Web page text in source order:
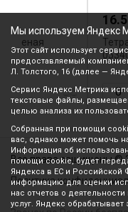
₽
Тетрадь 12л "С
053400 ассорти
В
Все права защищены ©
Политика
Мы используем Яндекс
Этот сайт использует
предоставляемый
Л. Толстого, 16 (далее —
Сервис Яндекс Метрика
текстовые файлы,
целью анализа их
Собранная при помощи
вас, однако может помочь
Информация об
помощи cookie, будет
Яндекса в ЕС и Российской
информацию для оценки
нас отчетов о
услуг. Яндекс